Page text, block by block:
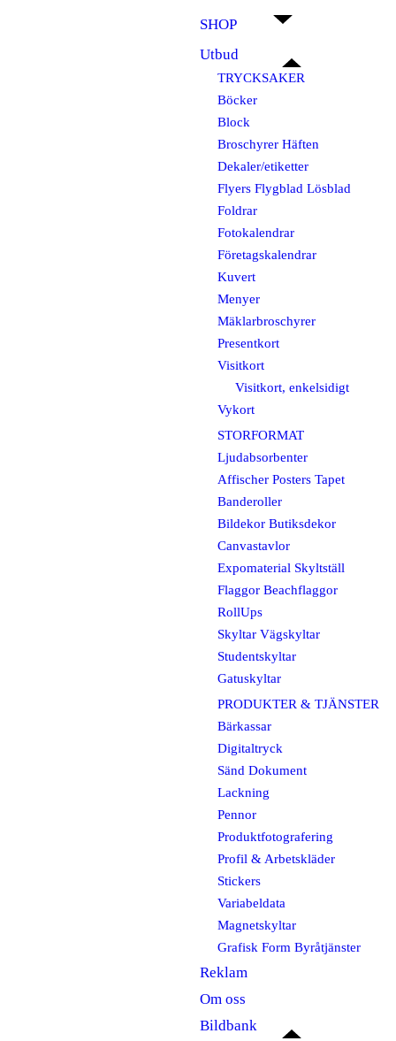
SHOP
Utbud
TRYCKSAKER
Böcker
Block
Broschyrer Häften
Dekaler/etiketter
Flyers Flygblad Lösblad
Foldrar
Fotokalendrar
Företagskalendrar
Kuvert
Menyer
Mäklarbroschyrer
Presentkort
Visitkort
Visitkort, enkelsidigt
Vykort
STORFORMAT
Ljudabsorbenter
Affischer Posters Tapet
Banderoller
Bildekor Butiksdekor
Canvastavlor
Expomaterial Skyltställ
Flaggor Beachflaggor
RollUps
Skyltar Vägskyltar
Studentskyltar
Gatuskyltar
PRODUKTER & TJÄNSTER
Bärkassar
Digitaltryck
Sänd Dokument
Lackning
Pennor
Produktfotografering
Profil & Arbetskläder
Stickers
Variabeldata
Magnetskyltar
Grafisk Form Byråtjänster
Reklam
Om oss
Bildbank